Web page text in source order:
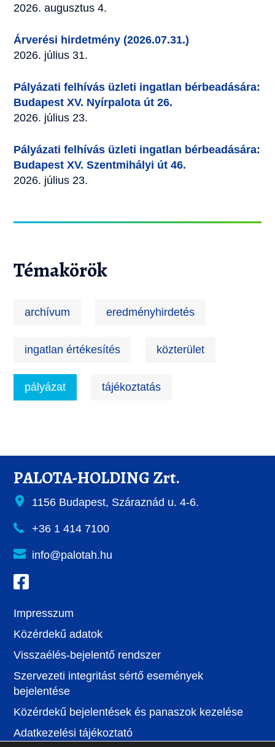
2026. augusztus 4.
Árverési hirdetmény (2026.07.31.)
2026. július 31.
Pályázati felhívás üzleti ingatlan bérbeadására:
Budapest XV. Nyírpalota út 26.
2026. július 23.
Pályázati felhívás üzleti ingatlan bérbeadására:
Budapest XV. Szentmihályi út 46.
2026. július 23.
Témakörök
archívum eredményhirdetés
ingatlan értékesítés közterület
pályázat tájékoztatás
PALOTA-HOLDING Zrt.
1156 Budapest, Száraznád u. 4-6.
+36 1 414 7100
info@palotah.hu
Impresszum
Közérdekű adatok
Visszaélés-bejelentő rendszer
Szervezeti integritást sértő események
bejelentése
Közérdekű bejelentések és panaszok kezelése
Adatkezelési tájékoztató